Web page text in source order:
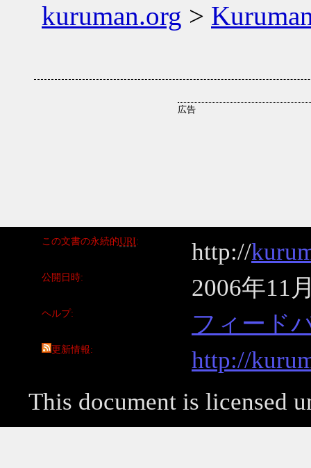
kuruman.org >
この文書の永続的URI http://
公開日時 2006年11
ヘルプ フィード
更新情報
http://
This document is licensed